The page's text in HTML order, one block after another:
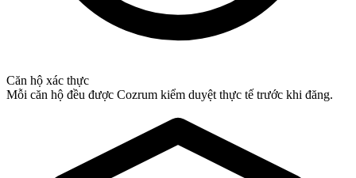
Căn hộ xác thực
Mỗi căn hộ đều được Cozrum kiểm duyệt thực tế trước khi đăng.